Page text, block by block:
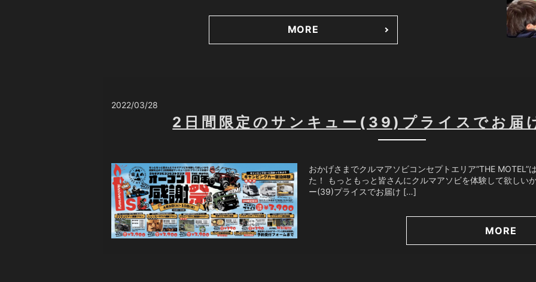
MORE
2022/03/28
2日間限定のサンキュー(39)プライスでお届
おかげさまでクルマアソビコンセプトエリア”THE
た！ もっともっと皆さんにクルマアソビを体験して欲しい
ー(39)プライスでお届け […]
MORE